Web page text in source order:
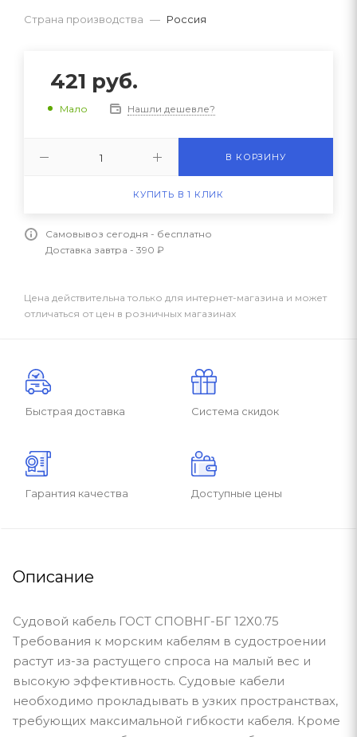
Страна производства — Россия
421 руб.
Мало Нашли дешевле?
В КОРЗИНУ
КУПИТЬ В 1 КЛИК
Самовывоз сегодня - бесплатно
Доставка завтра - 390 ₽
Цена действительна только для интернет-магазина и может
отличаться от цен в розничных магазинах
Быстрая доставка Система скидок
Гарантия качества Доступные цены
Описание
Судовой кабель ГОСТ СПОВНГ-БГ 12Х0.75
Требования к морским кабелям в судостроении
растут из-за растущего спроса на малый вес и
высокую эффективность. Судовые кабели
необходимо прокладывать в узких пространствах,
требующих максимальной гибкости кабеля. Кроме